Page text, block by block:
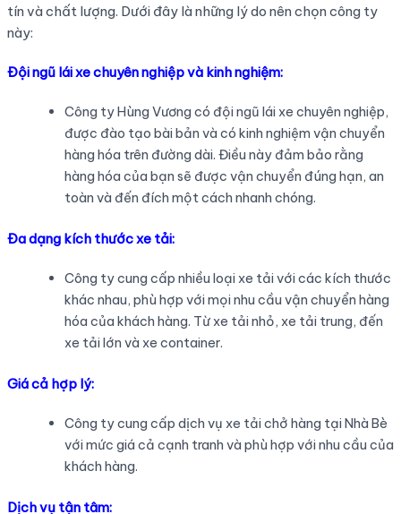
tín và chất lượng. Dưới đây là những lý do nên chọn công ty
này:
Đội ngũ lái xe chuyên nghiệp và kinh nghiệm:
Công ty Hùng Vương có đội ngũ lái xe chuyên nghiệp,
được đào tạo bài bản và có kinh nghiệm vận chuyển
hàng hóa trên đường dài. Điều này đảm bảo rằng
hàng hóa của bạn sẽ được vận chuyển đúng hạn, an
toàn và đến đích một cách nhanh chóng.
Đa dạng kích thước xe tải:
Công ty cung cấp nhiều loại xe tải với các kích thước
khác nhau, phù hợp với mọi nhu cầu vận chuyển hàng
hóa của khách hàng. Từ xe tải nhỏ, xe tải trung, đến
xe tải lớn và xe container.
Giá cả hợp lý:
Công ty cung cấp dịch vụ xe tải chở hàng tại Nhà Bè
với mức giá cả cạnh tranh và phù hợp với nhu cầu của
khách hàng.
Dịch vụ tận tâm: